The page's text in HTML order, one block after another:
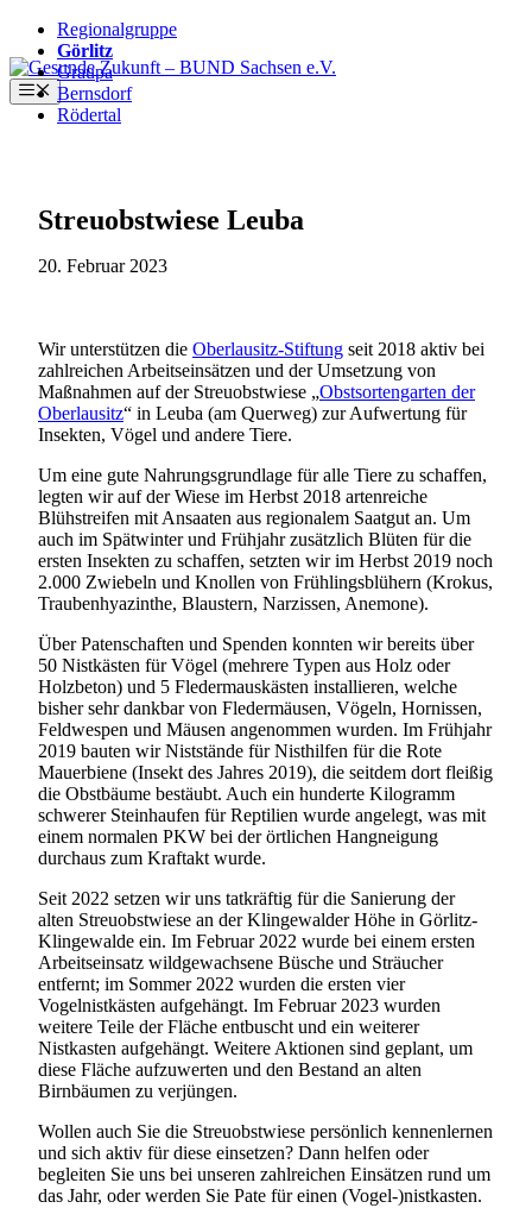
Zum
Inhalt
springen
Regionalgruppe
Görlitz
Graupa
Bernsdorf
Rödertal
Menü
Streuobstwiese Leuba
20. Februar 2023
Wir unterstützen die Oberlausitz-Stiftung seit 2018 aktiv bei
zahlreichen Arbeitseinsätzen und der Umsetzung von
Maßnahmen auf der Streuobstwiese „Obstsortengarten der
Oberlausitz“ in Leuba (am Querweg) zur Aufwertung für
Insekten, Vögel und andere Tiere.
Um eine gute Nahrungsgrundlage für alle Tiere zu schaffen,
legten wir auf der Wiese im Herbst 2018 artenreiche
Blühstreifen mit Ansaaten aus regionalem Saatgut an. Um
auch im Spätwinter und Frühjahr zusätzlich Blüten für die
ersten Insekten zu schaffen, setzten wir im Herbst 2019 noch
2.000 Zwiebeln und Knollen von Frühlingsblühern (Krokus,
Traubenhyazinthe, Blaustern, Narzissen, Anemone).
Über Patenschaften und Spenden konnten wir bereits über
50 Nistkästen für Vögel (mehrere Typen aus Holz oder
Holzbeton) und 5 Fledermauskästen installieren, welche
bisher sehr dankbar von Fledermäusen, Vögeln, Hornissen,
Feldwespen und Mäusen angenommen wurden. Im Frühjahr
2019 bauten wir Niststände für Nisthilfen für die Rote
Mauerbiene (Insekt des Jahres 2019), die seitdem dort fleißig
die Obstbäume bestäubt. Auch ein hunderte Kilogramm
schwerer Steinhaufen für Reptilien wurde angelegt, was mit
einem normalen PKW bei der örtlichen Hangneigung
durchaus zum Kraftakt wurde.
Seit 2022 setzen wir uns tatkräftig für die Sanierung der
alten Streuobstwiese an der Klingewalder Höhe in Görlitz-
Klingewalde ein. Im Februar 2022 wurde bei einem ersten
Arbeitseinsatz wildgewachsene Büsche und Sträucher
entfernt; im Sommer 2022 wurden die ersten vier
Vogelnistkästen aufgehängt. Im Februar 2023 wurden
weitere Teile der Fläche entbuscht und ein weiterer
Nistkasten aufgehängt. Weitere Aktionen sind geplant, um
diese Fläche aufzuwerten und den Bestand an alten
Birnbäumen zu verjüngen.
Wollen auch Sie die Streuobstwiese persönlich kennenlernen
und sich aktiv für diese einsetzen? Dann helfen oder
begleiten Sie uns bei unseren zahlreichen Einsätzen rund um
das Jahr, oder werden Sie Pate für einen (Vogel-)nistkasten.